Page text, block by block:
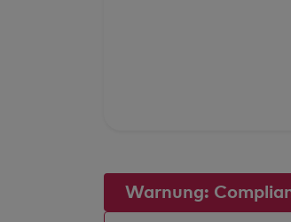
Warnung: